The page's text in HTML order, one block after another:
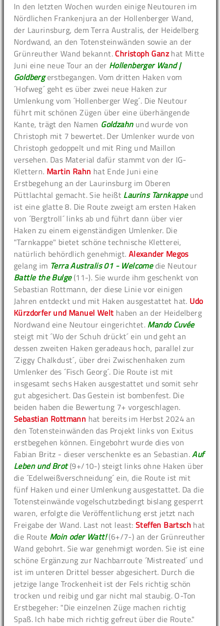
In den letzten Wochen wurden einige Neutouren im
Nördlichen Frankenjura an der Hollenberger Wand,
der Laurinsburg, dem Terra Australis, der Heidelberg
Nordwand, an den Totensteinwänden sowie an der
Grünreuther Wand bekannt. Christoph Ganzhat Mitte
Juni eine neue Tour an der Hollenberger Wand |
Goldbergerstbegangen. Vom dritten Haken vom
´Hofweg´ geht es über zwei neue Haken zur
Umlenkung vom ´Hollenberger Weg´. Die Neutour
führt mit schönen Zügen über eine überhängende
Kante, trägt den Namen Goldzahnund wurde von
Christoph mit 7 bewertet. Der Umlenker wurde von
Christoph gedoppelt und mit Ring und Maillon
versehen. Das Material dafür stammt von der IG-
Klettern. Martin Rahn hat Ende Juni eine
Erstbegehung an der Laurinsburg im Oberen
Püttlachtal gemacht. Sie heißt Laurins Tarnkappeund
ist eine glatte 8. Die Route zweigt am ersten Haken
von ´Bergtroll´ links ab und führt dann über vier
Haken zu einem eigenständigen Umlenker. Die
"Tarnkappe" bietet schöne technische Kletterei,
natürlich behördlich genehmigt. Alexander Megos
gelang im Terra Australis 01 - Welcomedie Neutour
Battle the Bulge(11-). Sie wurde ihm geschenkt von
Sebastian Rottmann, der diese Linie vor einigen
Jahren entdeckt und mit Haken ausgestattet hat. Udo
Kürzdorfer und Manuel Welt haben an der Heidelberg
Nordwand eine Neutour eingerichtet. Mando Cuvée
steigt mit ´Wo der Schuh drückt´ ein und geht an
dessen zweiten Haken geradeaus hoch, parallel zur
´Ziggy Chalkdust´, über drei Zwischenhaken zum
Umlenker des ´Fisch Georg´. Die Route ist mit
insgesamt sechs Haken ausgestattet und somit sehr
gut abgesichert. Das Gestein ist bombenfest. Die
beiden haben die Bewertung 7+ vorgeschlagen.
Sebastian Rottmann hat bereits im Herbst 2024 an
den Totensteinwänden das Projekt links von Exitus
erstbegehen können. Eingebohrt wurde dies von
Fabian Britz - dieser verschenkte es an Sebastian.Auf
Leben und Brot(9+/10-) steigt links ohne Haken über
die ´Edelweißverschneidung´ ein, die Route ist mit
fünf Haken und einer Umlenkung ausgestattet. Da die
Totensteinwände vogelschutzbedingt bislang gesperrt
waren, erfolgte die Veröffentlichung erst jetzt nach
Freigabe der Wand. Last not least: Steffen Bartsch hat
die Route Moin oder Watt!(6+/7-) an der Grünreuther
Wand gebohrt. Sie war genehmigt worden. Sie ist eine
schöne Ergänzung zur Nachbarroute ´Mistreated´ und
ist im unteren Drittel besser abgesichert. Durch die
jetzige lange Trockenheit ist der Fels richtig schön
trocken und reibig und gar nicht mal staubig. O-Ton
Erstbegeher: "Die einzelnen Züge machen richtig
Spaß. Ich habe mich richtig gefreut über die Route."